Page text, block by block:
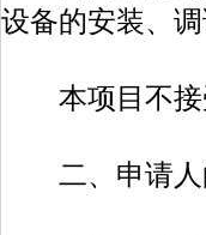
设备的安装、
本项目不接
二、申请人